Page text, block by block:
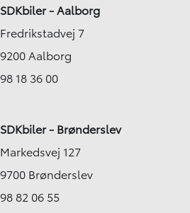
SDKbiler - Aalborg
Fredrikstadvej 7
9200 Aalborg
98 18 36 00
SDKbiler - Brønderslev
Markedsvej 127
9700 Brønderslev
98 82 06 55